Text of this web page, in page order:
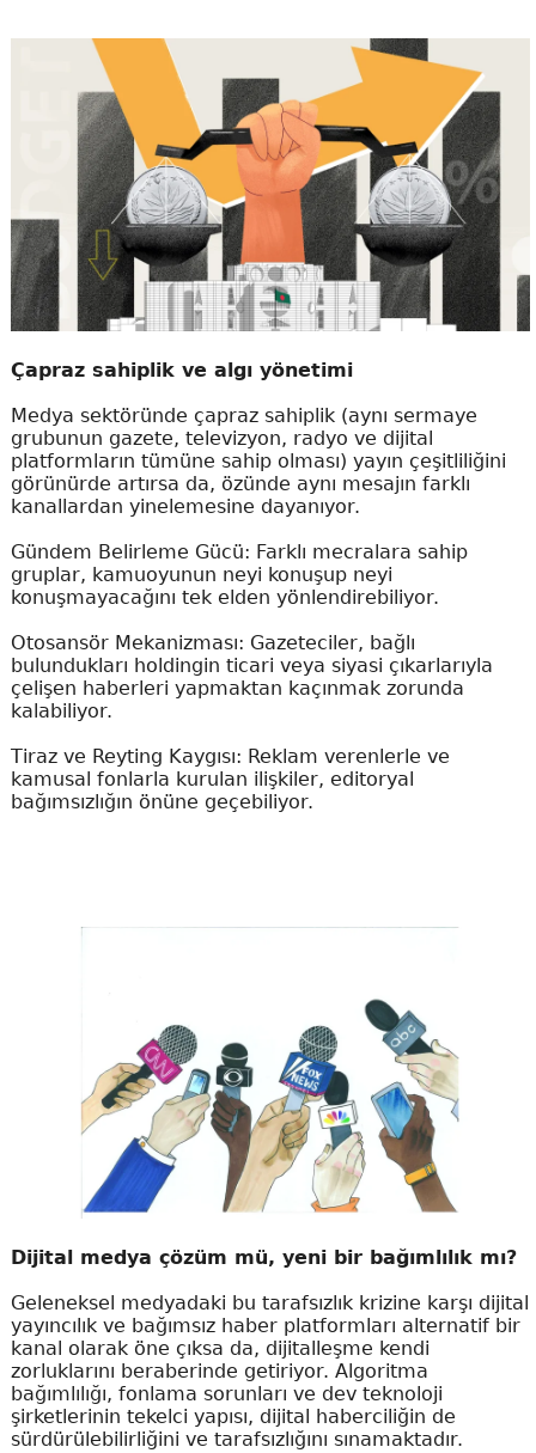
Çapraz sahiplik ve algı yönetimi
Medya sektöründe çapraz sahiplik (aynı sermaye
grubunun gazete, televizyon, radyo ve dijital
platformların tümüne sahip olması) yayın çeşitliliğini
görünürde artırsa da, özünde aynı mesajın farklı
kanallardan yinelemesine dayanıyor.
Gündem Belirleme Gücü: Farklı mecralara sahip
gruplar, kamuoyunun neyi konuşup neyi
konuşmayacağını tek elden yönlendirebiliyor.
Otosansör Mekanizması: Gazeteciler, bağlı
bulundukları holdingin ticari veya siyasi çıkarlarıyla
çelişen haberleri yapmaktan kaçınmak zorunda
kalabiliyor.
Tiraz ve Reyting Kaygısı: Reklam verenlerle ve
kamusal fonlarla kurulan ilişkiler, editoryal
bağımsızlığın önüne geçebiliyor.
Dijital medya çözüm mü, yeni bir bağımlılık mı?
Geleneksel medyadaki bu tarafsızlık krizine karşı dijital
yayıncılık ve bağımsız haber platformları alternatif bir
kanal olarak öne çıksa da, dijitalleşme kendi
zorluklarını beraberinde getiriyor. Algoritma
bağımlılığı, fonlama sorunları ve dev teknoloji
şirketlerinin tekelci yapısı, dijital haberciliğin de
sürdürülebilirliğini ve tarafsızlığını sınamaktadır.